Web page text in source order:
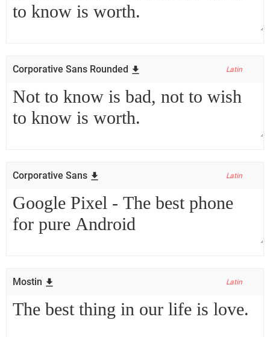
Corporative Sans Rounded Latin
Corporative Sans Latin
Mostin Latin